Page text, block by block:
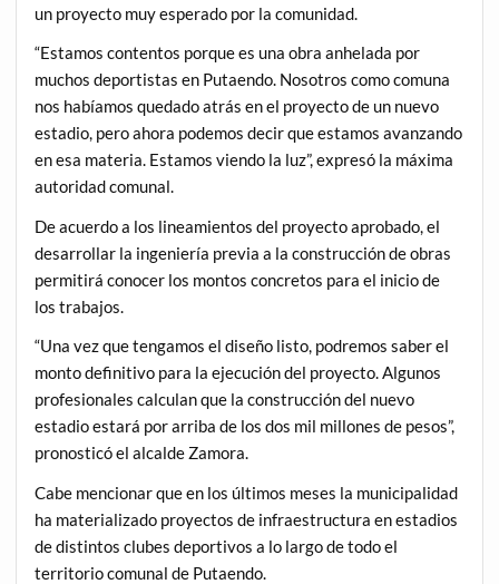
un proyecto muy esperado por la comunidad.
“Estamos contentos porque es una obra anhelada por
muchos deportistas en Putaendo. Nosotros como comuna
nos habíamos quedado atrás en el proyecto de un nuevo
estadio, pero ahora podemos decir que estamos avanzando
en esa materia. Estamos viendo la luz”, expresó la máxima
autoridad comunal.
De acuerdo a los lineamientos del proyecto aprobado, el
desarrollar la ingeniería previa a la construcción de obras
permitirá conocer los montos concretos para el inicio de
los trabajos.
“Una vez que tengamos el diseño listo, podremos saber el
monto definitivo para la ejecución del proyecto. Algunos
profesionales calculan que la construcción del nuevo
estadio estará por arriba de los dos mil millones de pesos”,
pronosticó el alcalde Zamora.
Cabe mencionar que en los últimos meses la municipalidad
ha materializado proyectos de infraestructura en estadios
de distintos clubes deportivos a lo largo de todo el
territorio comunal de Putaendo.